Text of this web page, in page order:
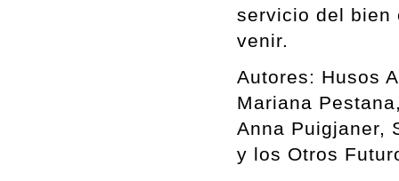
servicio del bien
venir.
Autores: Husos
Mariana
Anna Puigjaner,
y los Otros